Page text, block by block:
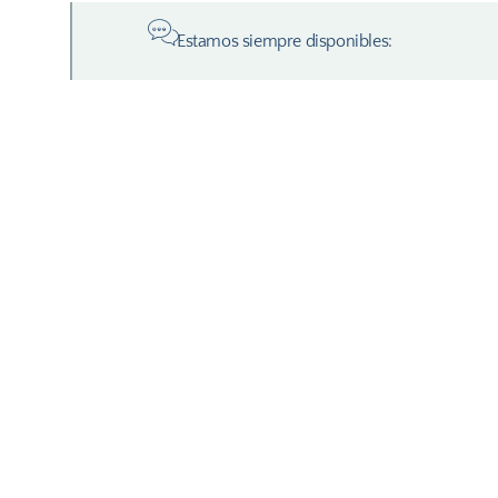
Estamos siempre disponibles: